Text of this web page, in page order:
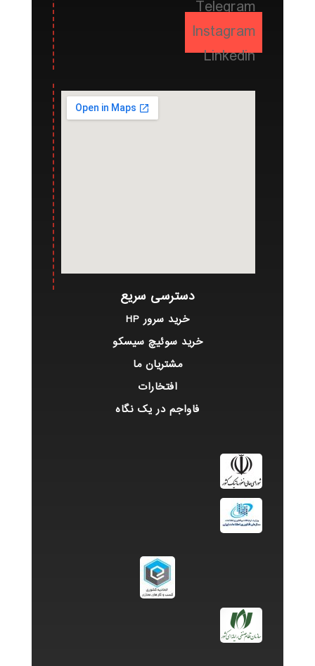
Telegram
Instagram
Linkedin
دسترسی سریع
خرید سرور HP
خرید سوئیچ سیسکو
مشتریان ما
افتخارات
فاواجم در یک نگاه